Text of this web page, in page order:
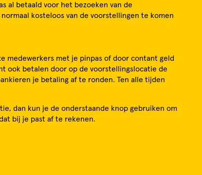
al betaald voor het bezoeken van de
kosteloos van de voorstellingen te komen
medewerkers met je pinpas of door contant geld
ook betalen door op de voorstellingslocatie de
je betaling af te ronden. Ten alle tijden
dan kun je de onderstaande knop gebruiken om
bij je past af te rekenen.